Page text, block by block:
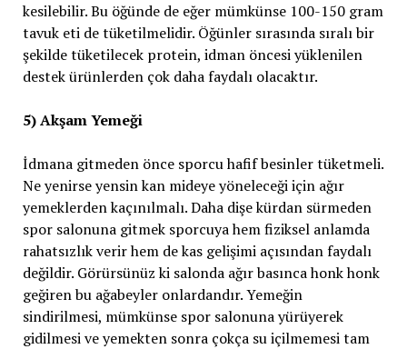
kesilebilir. Bu öğünde de eğer mümkünse 100-150 gram
tavuk eti de tüketilmelidir. Öğünler sırasında sıralı bir
şekilde tüketilecek protein, idman öncesi yüklenilen
destek ürünlerden çok daha faydalı olacaktır.
5) Akşam Yemeği
İdmana gitmeden önce sporcu hafif besinler tüketmeli.
Ne yenirse yensin kan mideye yöneleceği için ağır
yemeklerden kaçınılmalı. Daha dişe kürdan sürmeden
spor salonuna gitmek sporcuya hem fiziksel anlamda
rahatsızlık verir hem de kas gelişimi açısından faydalı
değildir. Görürsünüz ki salonda ağır basınca honk honk
geğiren bu ağabeyler onlardandır. Yemeğin
sindirilmesi, mümkünse spor salonuna yürüyerek
gidilmesi ve yemekten sonra çokça su içilmemesi tam